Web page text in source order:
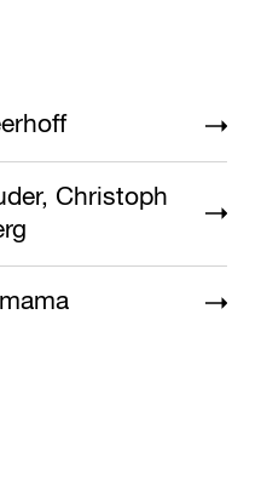
Christoph